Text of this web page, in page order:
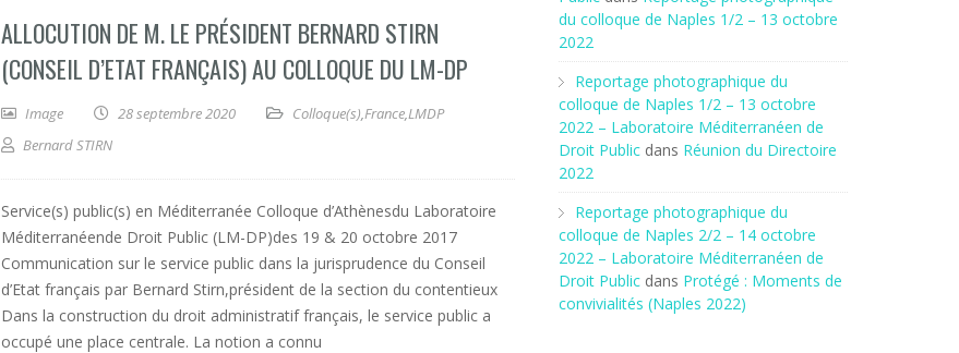
ALLOCUTION DE M. LE PRÉSIDENT BERNARD STIRN
(CONSEIL D’ETAT FRANÇAIS) AU COLLOQUE DU LM-DP
Image 28 septembre 2020 Colloque(s),France,LMDP
Bernard STIRN
Service(s) public(s) en Méditerranée Colloque d’Athènesdu Laboratoire
Méditerranéende Droit Public (LM-DP)des 19 & 20 octobre 2017
Communication sur le service public dans la jurisprudence du Conseil
d’Etat français par Bernard Stirn,président de la section du contentieux
Dans la construction du droit administratif français, le service public a
occupé une place centrale. La notion a connu
du colloque de Naples 1/2 – 13 octobre
2022
Reportage photographique du
colloque de Naples 1/2 – 13 octobre
2022 – Laboratoire Méditerranéen de
Droit Public dans Réunion du Directoire
2022
Reportage photographique du
colloque de Naples 2/2 – 14 octobre
2022 – Laboratoire Méditerranéen de
Droit Public dans Protégé : Moments de
convivialités (Naples 2022)